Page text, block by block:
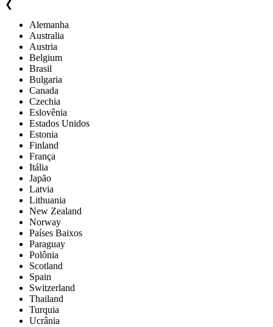
❮
Alemanha
Australia
Austria
Belgium
Brasil
Bulgaria
Canada
Czechia
Eslovênia
Estados Unidos
Estonia
Finland
França
Itália
Japão
Latvia
Lithuania
New Zealand
Norway
Países Baixos
Paraguay
Polônia
Scotland
Spain
Switzerland
Thailand
Turquia
Ucrânia